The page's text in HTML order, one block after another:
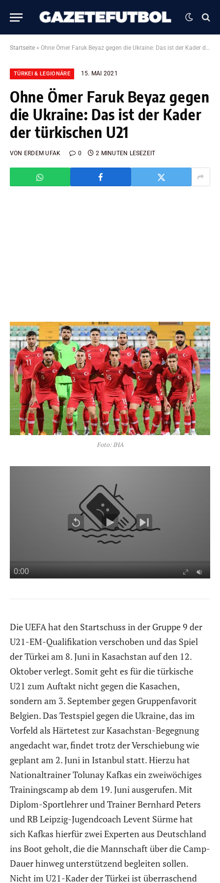
Startseite » Ohne Ömer Faruk Beyaz gegen die Ukraine: Das ist der Kader der türkischen U21
TÜRKEI & LEGIONÄRE 15. MAI 2021
Ohne Ömer Faruk Beyaz gegen
die Ukraine: Das ist der Kader
der türkischen U21
VON ERDEM UFAK 0 2 MINUTEN LESEZEIT
Foto: IHA
Die UEFA hat den Startschuss in der Gruppe 9 der
U21-EM-Qualifikation verschoben und das Spiel
der Türkei am 8. Juni in Kasachstan auf den 12.
Oktober verlegt. Somit geht es für die türkische
U21 zum Auftakt nicht gegen die Kasachen,
sondern am 3. September gegen Gruppenfavorit
Belgien. Das Testspiel gegen die Ukraine, das im
Vorfeld als Härtetest zur Kasachstan-Begegnung
angedacht war, findet trotz der Verschiebung wie
geplant am 2. Juni in Istanbul statt. Hierzu hat
Nationaltrainer Tolunay Kafkas ein zweiwöchiges
Trainingscamp ab dem 19. Juni ausgerufen. Mit
Diplom-Sportlehrer und Trainer Bernhard Peters
und RB Leipzig-Jugendcoach Levent Sürme hat
sich Kafkas hierfür zwei Experten aus Deutschland
ins Boot geholt, die die Mannschaft über die Camp-
Dauer hinweg unterstützend begleiten sollen.
Nicht im U21-Kader der Türkei ist überraschend